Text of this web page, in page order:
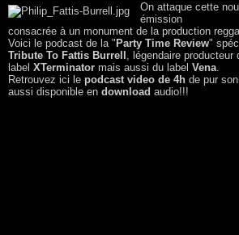
On attaque cette
émission
consacrée à un monument de la production
Voici le podcast de la " Party Time Review"
Tribute To Fattis Burrell , légendaire producteur
label XTerminator mais aussi du label Vena.
Retrouvez ici le podcast video de 4h de pur
aussi disponible en download audio!!!